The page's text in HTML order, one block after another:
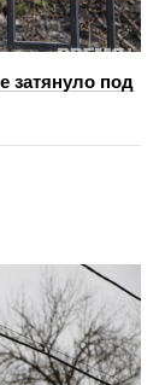
затянуло под